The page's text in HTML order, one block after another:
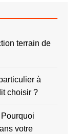
terrain de
à
choisir ?
votre